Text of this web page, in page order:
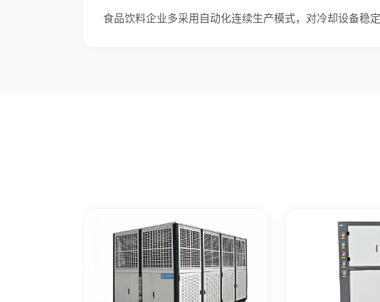
食品饮料企业多采用自动化连续生产模式，对冷却设备稳